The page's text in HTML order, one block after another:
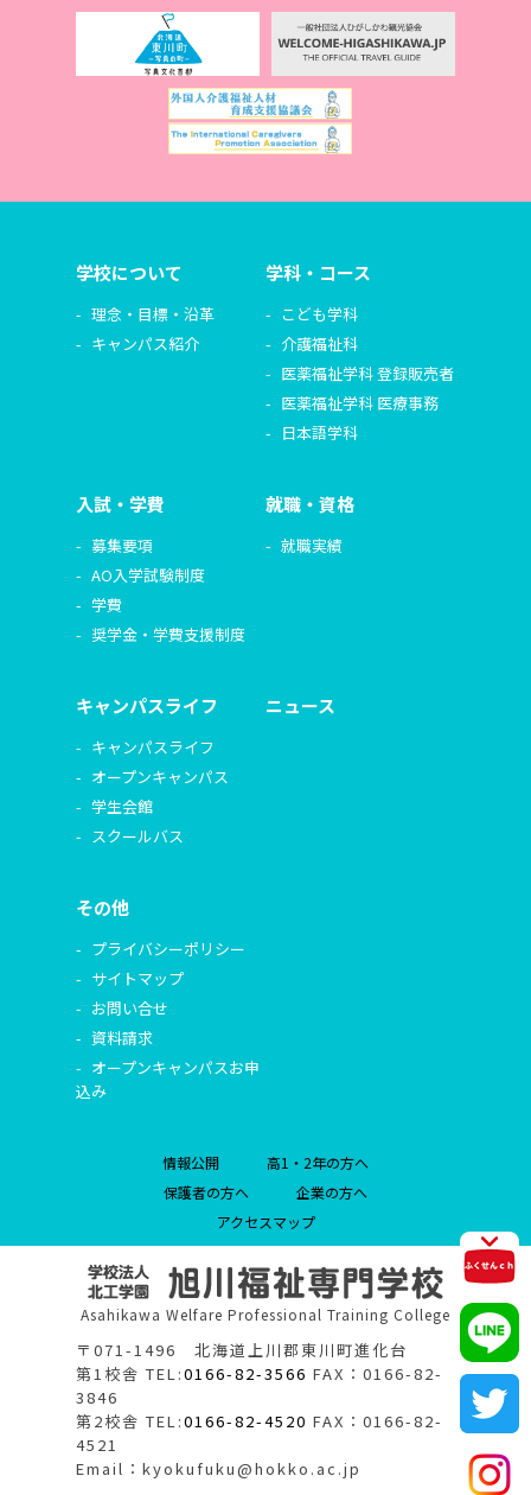
学校について
理念・目標・沿革
キャンパス紹介
学科・コース
こども学科
介護福祉科
医薬福祉学科 登録販売者
医薬福祉学科 医療事務
日本語学科
入試・学費
募集要項
AO入学試験制度
学費
奨学金・学費支援制度
就職・資格
就職実績
キャンパスライフ
キャンパスライフ
オープンキャンパス
学生会館
スクールバス
ニュース
その他
プライバシーポリシー
サイトマップ
お問い合せ
資料請求
オープンキャンパスお申
込み
情報公開
高1・2年の方へ
保護者の方へ
企業の方へ
アクセスマップ
Asahikawa Welfare Professional Training College
〒071-1496 北海道上川郡東川町進化台
第1校舎 TEL:0166-82-3566 FAX：0166-82-
3846
第2校舎 TEL:0166-82-4520 FAX：0166-82-
4521
Email：kyokufuku@hokko.ac.jp